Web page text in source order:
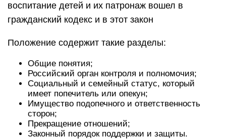
воспитание детей и их патронаж вошел в
гражданский кодекс и в этот закон
Положение содержит такие разделы:
Общие понятия;
Российский орган контроля и полномочия;
Социальный и семейный статус, который
имеет попечитель или опекун;
Имущество подопечного и ответственность
сторон;
Прекращение отношений;
Законный порядок поддержки и защиты.